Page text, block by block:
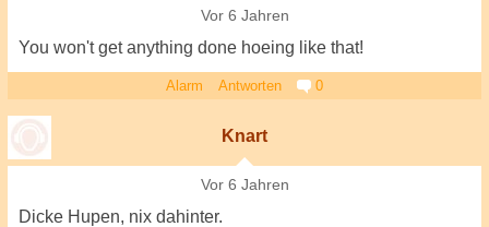
Vor 6 Jahren
You won't get anything done hoeing like that!
Alarm Antworten 0
Knart
Vor 6 Jahren
Dicke Hupen, nix dahinter.